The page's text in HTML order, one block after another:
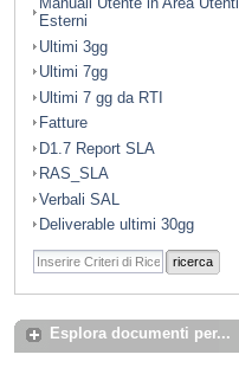
Esterni
Ultimi 3gg
Ultimi 7gg
Ultimi 7 gg da RTI
Fatture
D1.7 Report SLA
RAS_SLA
Verbali SAL
Deliverable ultimi 30gg
ricerca
Esplora documenti per...